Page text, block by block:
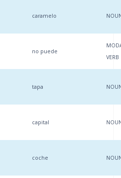
caramelo
no puede
VERB
tapa
capital
coche